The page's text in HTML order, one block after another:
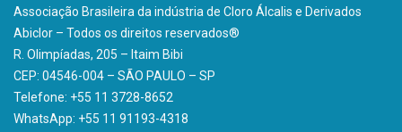
Associação Brasileira da indústria de Cloro Álcalis e Derivados
Abiclor – Todos os direitos reservados®
R. Olimpíadas, 205 – Itaim Bibi
CEP: 04546-004 – SÃO PAULO – SP
Telefone: +55 11 3728-8652
WhatsApp: +55 11 91193-4318